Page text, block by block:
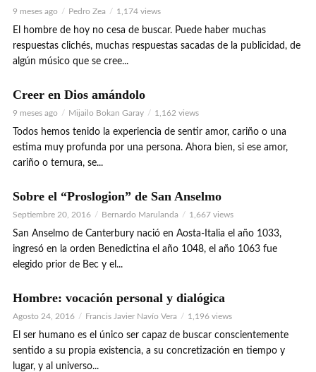
9 meses ago Pedro Zea 1,174 views
El hombre de hoy no cesa de buscar. Puede haber muchas
respuestas clichés, muchas respuestas sacadas de la publicidad, de
algún músico que se cree...
Creer en Dios amándolo
9 meses ago Mijailo Bokan Garay 1,162 views
Todos hemos tenido la experiencia de sentir amor, cariño o una
estima muy profunda por una persona. Ahora bien, si ese amor,
cariño o ternura, se...
Sobre el “Proslogion” de San Anselmo
Septiembre 20, 2016 Bernardo Marulanda 1,667 views
San Anselmo de Canterbury nació en Aosta-Italia el año 1033,
ingresó en la orden Benedictina el año 1048, el año 1063 fue
elegido prior de Bec y el...
Hombre: vocación personal y dialógica
Agosto 24, 2016 Francis Javier Navío Vera 1,196 views
El ser humano es el único ser capaz de buscar conscientemente
sentido a su propia existencia, a su concretización en tiempo y
lugar, y al universo...